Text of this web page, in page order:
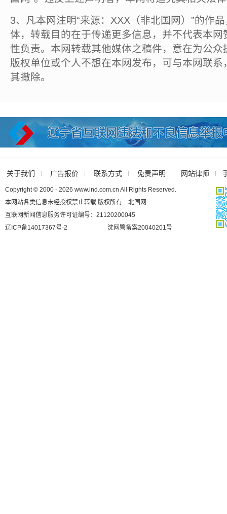
3、凡本网注明“来源：XXX（非北国网）”的作
体，转载目的在于传递更多信息，并不代表本
性负责。本网转载其他媒体之稿件，意在为公
版权单位或个人不想在本网发布，可与本网联
其撤除。
关于我们 广告报价 联系方式 免责声明 网站律师
Copyright © 2000 - 2026 www.lnd.com.cn All Rights Reserved.
本网站各类信息未经授权禁止转载 版权所有 北国网
互联网新闻信息服务许可证编号：21120200045
辽ICP备14017367号-2
沈网警备案20040201号